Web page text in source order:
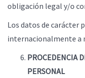
obligación legal y/o
Los datos de carácter
internacionalmente a
PROCEDENCIA
PERSONAL